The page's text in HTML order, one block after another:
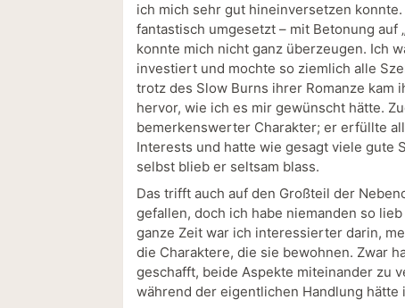
ich mich sehr gut hineinversetzen
fantastisch umgesetzt – mit Betonung auf
konnte mich nicht ganz überzeugen. Ich
investiert und mochte so ziemlich alle
trotz des Slow Burns ihrer Romanze kam
hervor, wie ich es mir gewünscht hätte.
bemerkenswerter Charakter; er erfüllte
Interests und hatte wie gesagt viele gute
selbst blieb er seltsam blass.
Das trifft auch auf den Großteil der
gefallen, doch ich habe niemanden so
ganze Zeit war ich interessierter darin,
die Charaktere, die sie bewohnen. Zwar
geschafft, beide Aspekte miteinander zu
während der eigentlichen Handlung